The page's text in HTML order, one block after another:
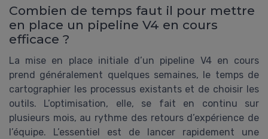
Combien de temps faut il pour mettre
en place un pipeline V4 en cours
efficace ?
La mise en place initiale d’un pipeline V4 en cours
prend généralement quelques semaines, le temps de
cartographier les processus existants et de choisir les
outils. L’optimisation, elle, se fait en continu sur
plusieurs mois, au rythme des retours d’expérience de
l’équipe. L’essentiel est de lancer rapidement une